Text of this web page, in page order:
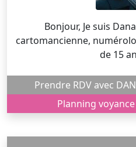
Bonjour, Je suis
cartomancienne,
Planning